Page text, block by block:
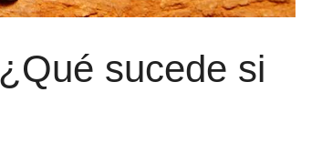
sucede si